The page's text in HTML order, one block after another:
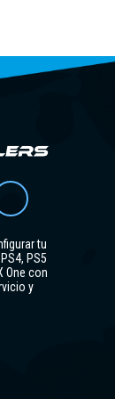
tu
PS5
One con
y